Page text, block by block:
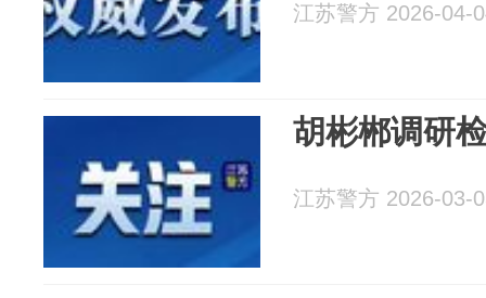
江苏警方 2026-04-
胡彬郴调研
江苏警方 2026-03-